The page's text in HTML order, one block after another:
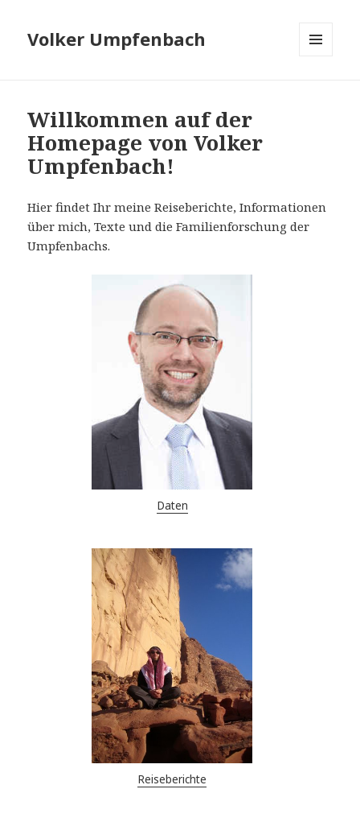
Volker Umpfenbach
Willkommen auf der
Homepage von Volker
Umpfenbach!
Hier findet Ihr meine Reiseberichte, Informationen
über mich, Texte und die Familienforschung der
Umpfenbachs.
Daten
Reiseberichte